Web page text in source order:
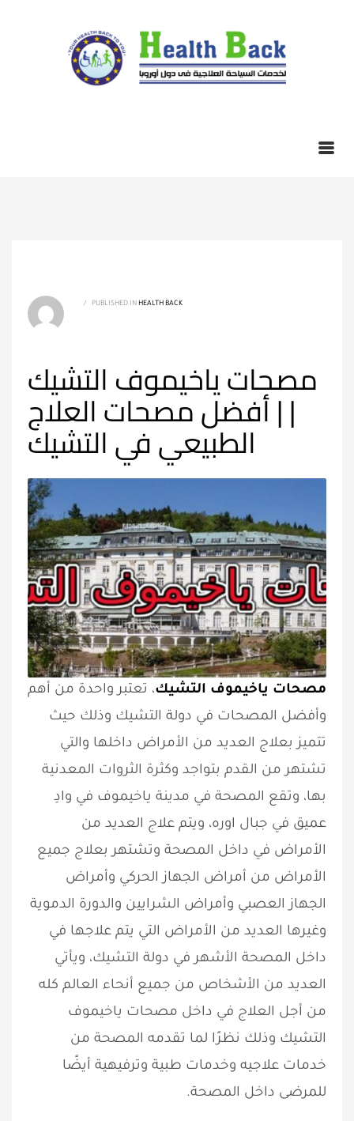
/ PUBLISHED IN HEALTH BACK
مصحات ياخيموف التشيك
| | أفضل مصحات العلاج
الطبيعي في التشيك
مصحات ياخيموف التشيك، تعتبر واحدة من أهم
وأفضل المصحات في دولة التشيك وذلك حيث
تتميز بعلاج العديد من الأمراض داخلها والتي
تشتهر من القدم بتواجد وكثرة الثروات المعدنية
بها، وتقع المصحة في مدينة ياخيموف في وادِ
عميق في جبال اوره، ويتم علاج العديد من
الأمراض في داخل المصحة وتشتهر بعلاج جميع
الأمراض من أمراض الجهاز الحركي وأمراض
الجهاز العصبي وأمراض الشرايين والدورة الدموية
وغيرها العديد من الأمراض التي يتم علاجها في
داخل المصحة الأشهر في دولة التشيك، ويأتي
العديد من الأشخاص من جميع أنحاء العالم كله
من أجل العلاج في داخل مصحات ياخيموف
التشيك وذلك نظرًا لما تقدمه المصحة من
خدمات علاجيه وخدمات طبية وترفيهية أيضًا
للمرضى داخل المصحة.